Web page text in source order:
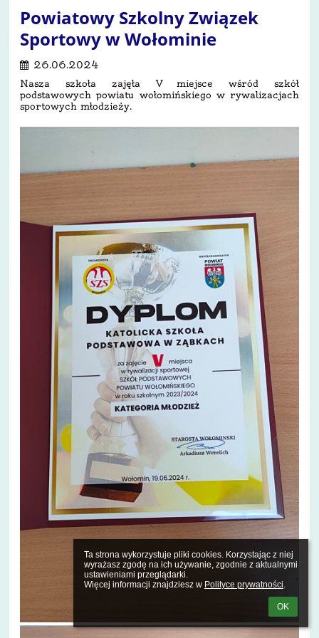
Ta strona wykorzystuje pliki cookies. Korzystając z niej
wyrażasz zgodę na ich używanie, zgodnie z aktualnymi
ustawieniami przeglądarki.
Więcej informacji znajdziesz w Polityce prywatności.
OK
Powiatowy Szkolny Związek
Sportowy w Wołominie
26.06.2024
Nasza szkoła zajęła V miejsce wśród szkół
podstawowych powiatu wołomińskiego w rywalizacjach
sportowych młodzieży.